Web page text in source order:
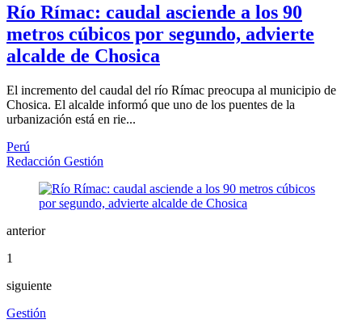
Río Rímac: caudal asciende a los 90
metros cúbicos por segundo, advierte
alcalde de Chosica
El incremento del caudal del río Rímac preocupa al municipio de
Chosica. El alcalde informó que uno de los puentes de la
urbanización está en rie...
Perú
Redacción Gestión
anterior
1
siguiente
Gestión